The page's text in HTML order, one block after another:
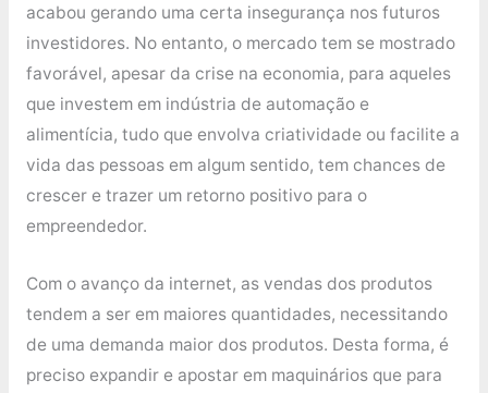
acabou gerando uma certa insegurança nos futuros
investidores. No entanto, o mercado tem se mostrado
favorável, apesar da crise na economia, para aqueles
que investem em indústria de automação e
alimentícia, tudo que envolva criatividade ou facilite a
vida das pessoas em algum sentido, tem chances de
crescer e trazer um retorno positivo para o
empreendedor.
Com o avanço da internet, as vendas dos produtos
tendem a ser em maiores quantidades, necessitando
de uma demanda maior dos produtos. Desta forma, é
preciso expandir e apostar em maquinários que para